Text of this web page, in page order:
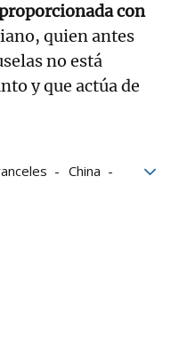
con
quien antes
no está
y que actúa de
China